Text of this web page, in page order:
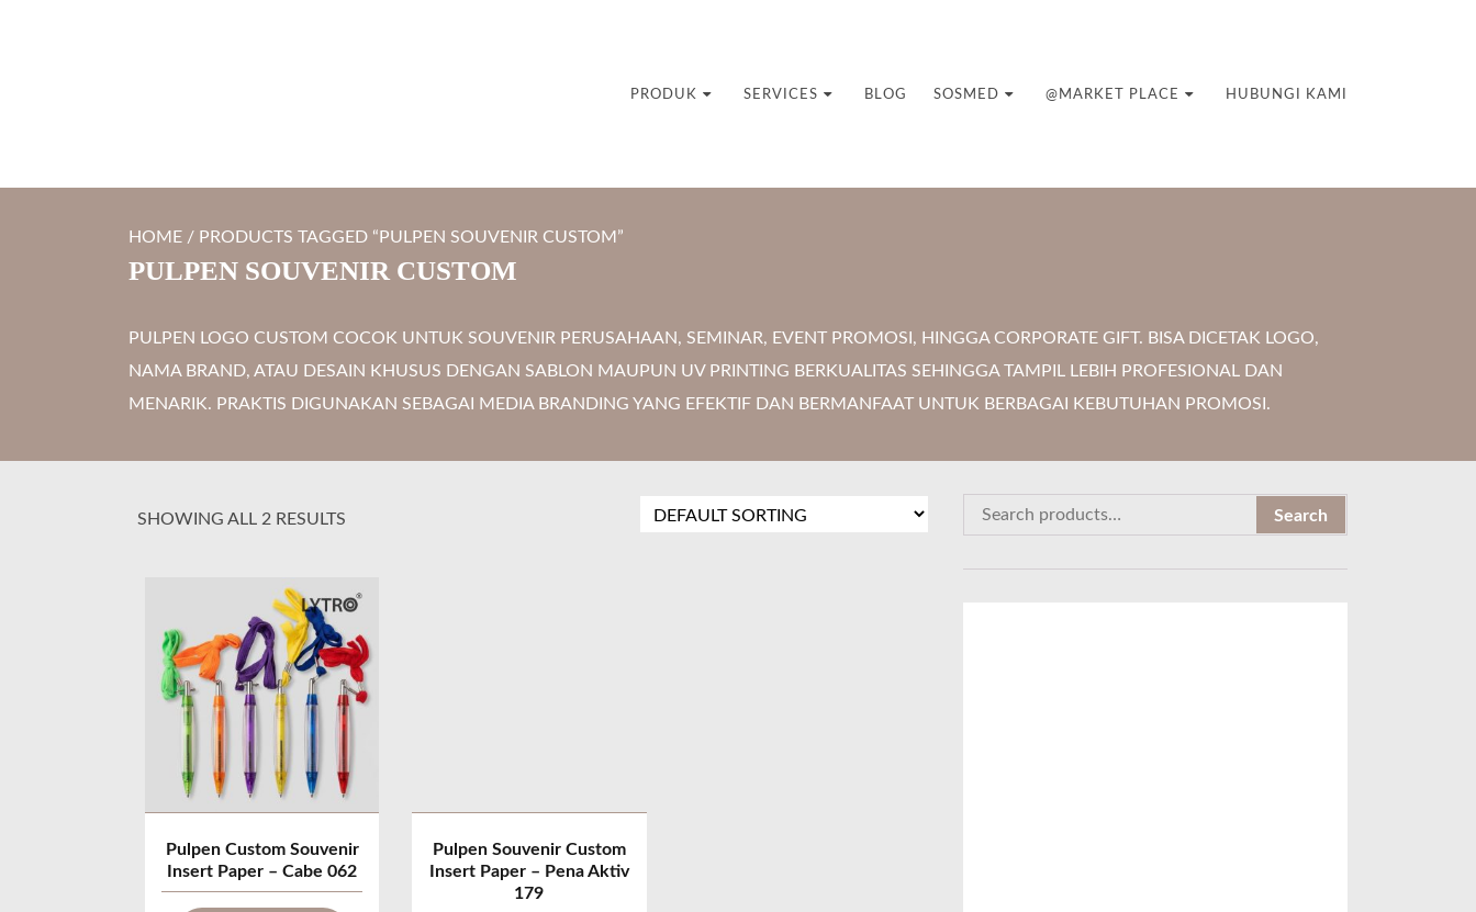
PRODUK SERVICES BLOG SOSMED @MARKET PLACE HUBUNGI KAMI
HOME / PRODUCTS TAGGED “PULPEN SOUVENIR CUSTOM”
PULPEN SOUVENIR CUSTOM
PULPEN LOGO CUSTOM COCOK UNTUK SOUVENIR PERUSAHAAN, SEMINAR, EVENT PROMOSI, HINGGA CORPORATE GIFT. BISA DICETAK LOGO,
NAMA BRAND, ATAU DESAIN KHUSUS DENGAN SABLON MAUPUN UV PRINTING BERKUALITAS SEHINGGA TAMPIL LEBIH PROFESIONAL DAN
MENARIK. PRAKTIS DIGUNAKAN SEBAGAI MEDIA BRANDING YANG EFEKTIF DAN BERMANFAAT UNTUK BERBAGAI KEBUTUHAN PROMOSI.
SHOWING ALL 2 RESULTS
Pulpen Custom Souvenir
Insert Paper – Cabe 062
Pulpen Souvenir Custom
Insert Paper – Pena Aktiv
179
a
Search